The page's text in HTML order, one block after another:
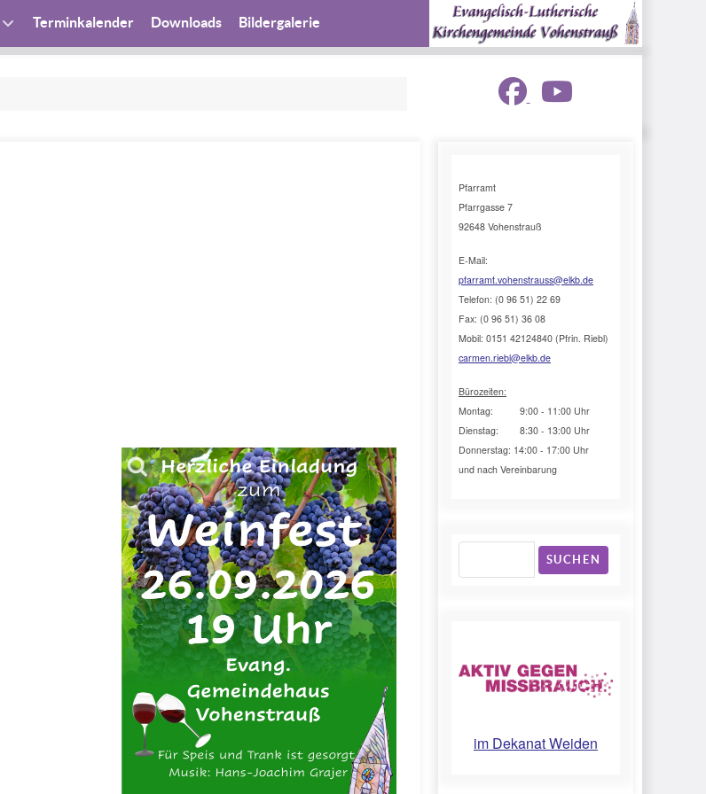
Terminkalender Downloads Bildergalerie
Pfarramt
Pfarrgasse 7
92648 Vohenstrauß
E-Mail:
pfarramt.vohenstrauss@elkb.de
Telefon: (0 96 51) 22 69
Fax: (0 96 51) 36 08
Mobil: 0151 42124840 (Pfrin. Riebl)
carmen.riebl@elkb.de
Bürozeiten:
Montag: 9:00 - 11:00 Uhr
Dienstag: 8:30 - 13:00 Uhr
Donnerstag: 14:00 - 17:00 Uhr
und nach Vereinbarung
SUCHEN
im Dekanat Weiden